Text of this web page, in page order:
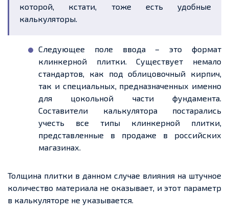
которой, кстати, тоже есть удобные
калькуляторы.
Следующее поле ввода – это формат
клинкерной плитки. Существует немало
стандартов, как под облицовочный кирпич,
так и специальных, предназначенных именно
для цокольной части фундамента.
Составители калькулятора постарались
учесть все типы клинкерной плитки,
представленные в продаже в российских
магазинах.
Толщина плитки в данном случае влияния на штучное
количество материала не оказывает, и этот параметр
в калькуляторе не указывается.